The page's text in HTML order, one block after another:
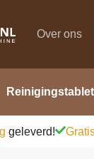
Over ons
geleverd!